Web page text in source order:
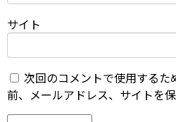
サイト
次回のコメントで使用するた
前、メールアドレス、サイトを保